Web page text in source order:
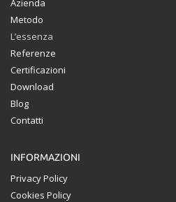
Azienda
Metodo
L’essenza
Referenze
Certificazioni
Download
Blog
Contatti
INFORMAZIONI
Privacy Policy
Cookies Policy